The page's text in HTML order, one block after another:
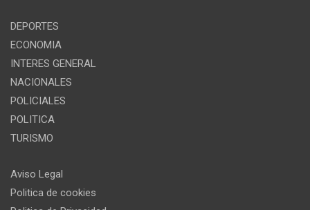
DEPORTES
ECONOMIA
INTERES GENERAL
NACIONALES
POLICIALES
POLITICA
TURISMO
Aviso Legal
Politica de cookies